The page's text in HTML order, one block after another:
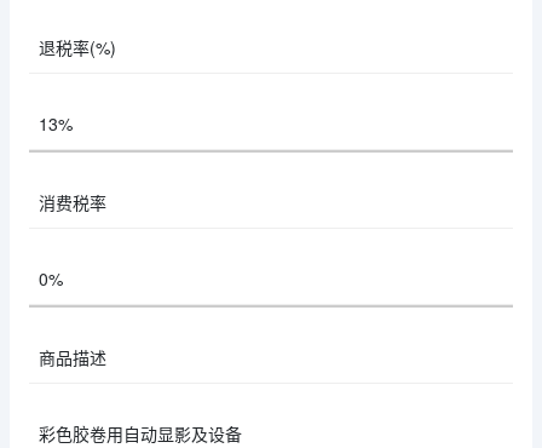
退税率(%)
13%
消费税率
0%
商品描述
彩色胶卷用自动显影及设备